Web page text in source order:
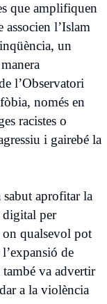
que amplifiquen
l’Islam
un
l’Observatori
només en
racistes o
i gairebé la
sabut aprofitar la
digital per
on qualsevol pot
de
va advertir
a la violència